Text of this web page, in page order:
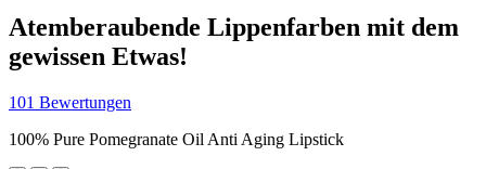
Atemberaubende Lippenfarben mit dem
gewissen Etwas!
101 Bewertungen
100% Pure Pomegranate Oil Anti Aging Lipstick